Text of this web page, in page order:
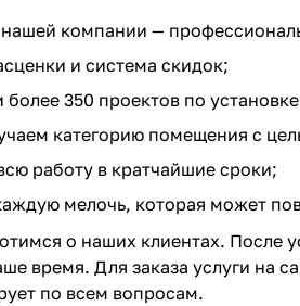
компании —
и система скидок;
более 350 проектов по
категорию помещения с
работу в кратчайшие сроки;
мелочь, которая может
о наших клиентах. После
время. Для заказа услуги на
по всем вопросам.